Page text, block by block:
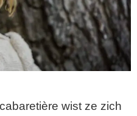
wist ze zich